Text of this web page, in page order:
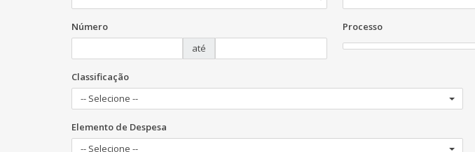
Número
até
Processo
Classificação
-- Selecione --
Elemento de Despesa
-- Selecione --